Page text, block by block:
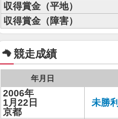
収得賞金（平地）
収得賞金（障害）
競走成績
年月日
2006年
1月22日
京都
未勝利